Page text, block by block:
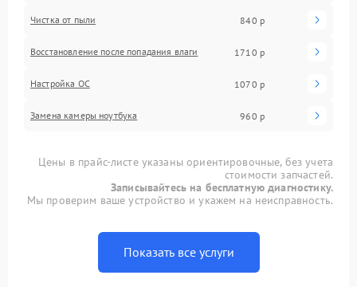
Чистка от пыли 840 р
Восстановление после попадания влаги 1710 р
Настройка ОС 1070 р
Замена камеры ноутбука 960 р
Цены в прайс-листе указаны ориентировочные, без учета
стоимости запчастей.
Записывайтесь на бесплатную диагностику.
Мы проверим ваше устройство и укажем на неисправность.
Показать все услуги